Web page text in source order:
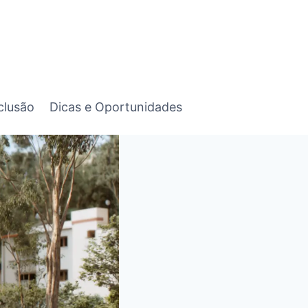
Dicas e Oportunidades